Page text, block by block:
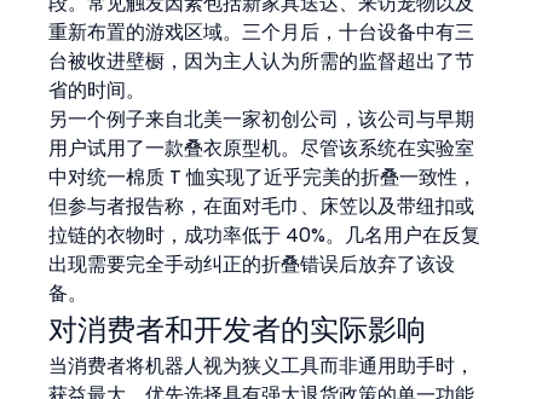
重新布置的游戏区域。三个月后，十台设备中有三
台被收进壁橱，因为主人认为所需的监督超出了节
省的时间。
另一个例子来自北美一家初创公司，该公司与早期
用户试用了一款叠衣原型机。尽管该系统在实验室
中对统一棉质 T 恤实现了近乎完美的折叠一致性，
但参与者报告称，在面对毛巾、床笠以及带纽扣或
拉链的衣物时，成功率低于 40%。几名用户在反复
出现需要完全手动纠正的折叠错误后放弃了该设
备。
对消费者和开发者的实际影响
当消费者将机器人视为狭义工具而非通用助手时，